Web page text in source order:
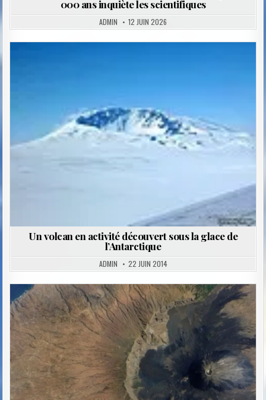
000 ans inquiète les scientifiques
ADMIN 12 JUIN 2026
Un volcan en activité découvert sous la glace de
l’Antarctique
ADMIN 22 JUIN 2014
Posted
in